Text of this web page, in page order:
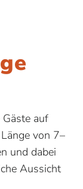
auf
von 7–
und dabei
Aussicht